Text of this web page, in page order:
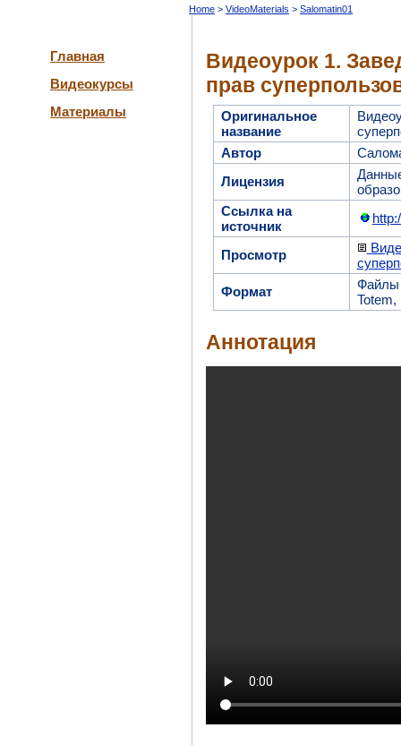
Home VideoMaterials Salomatin01
Главная
Видеокурсы
Материалы
Видеоурок 1.
прав
Оригинальное
название
Автор
Лицензия
Ссылка на
источник
Просмотр
Формат
Totem,
Аннотация